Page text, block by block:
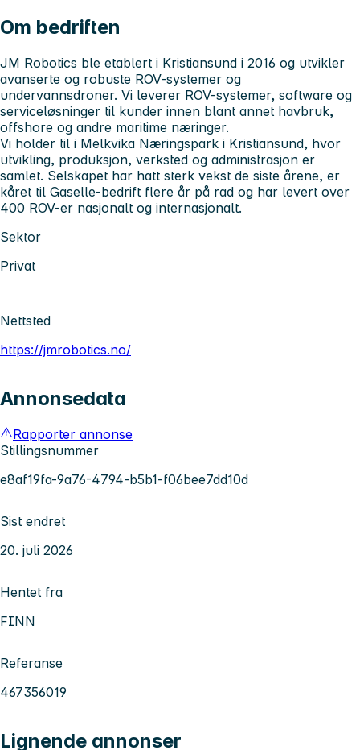
Om bedriften
JM Robotics ble etablert i Kristiansund i 2016 og utvikler
avanserte og robuste ROV-systemer og
undervannsdroner. Vi leverer ROV-systemer, software og
serviceløsninger til kunder innen blant annet havbruk,
offshore og andre maritime næringer.
Vi holder til i Melkvika Næringspark i Kristiansund, hvor
utvikling, produksjon, verksted og administrasjon er
samlet. Selskapet har hatt sterk vekst de siste årene, er
kåret til Gaselle-bedrift flere år på rad og har levert over
400 ROV-er nasjonalt og internasjonalt.
Sektor
Privat
Nettsted
https://jmrobotics.no/
Annonsedata
Rapporter annonse
Stillingsnummer
e8af19fa-9a76-4794-b5b1-f06bee7dd10d
Sist endret
20. juli 2026
Hentet fra
FINN
Referanse
467356019
Lignende annonser